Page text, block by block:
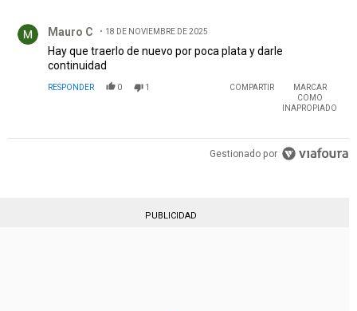
Mauro C 18 DE NOVIEMBRE DE 2025
Hay que traerlo de nuevo por poca plata y darle
continuidad
RESPONDER 0 1 COMPARTIR
MARCAR
COMO
INAPROPIADO
Gestionado por
PUBLICIDAD